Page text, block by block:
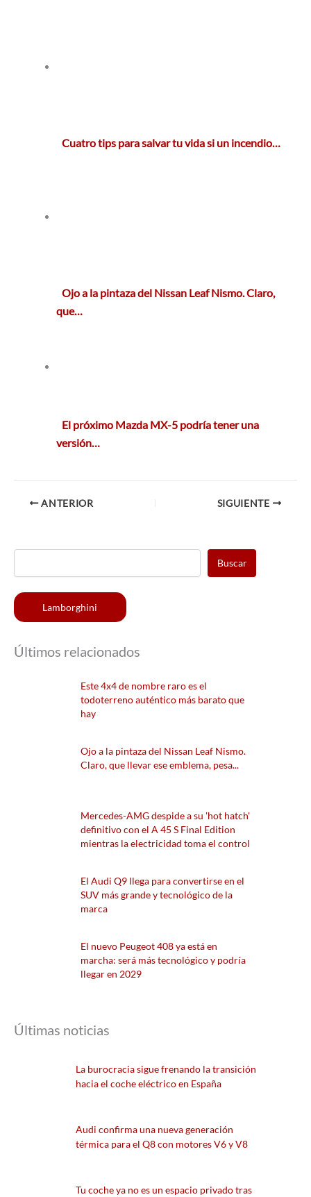
Cuatro tips para salvar tu vida si un incendio…
Ojo a la pintaza del Nissan Leaf Nismo. Claro,
que…
El próximo Mazda MX-5 podría tener una
versión…
ANTERIOR SIGUIENTE
Buscar
Lamborghini
Últimos relacionados
Este 4x4 de nombre raro es el
todoterreno auténtico más barato que
hay
Ojo a la pintaza del Nissan Leaf Nismo.
Claro, que llevar ese emblema, pesa...
Mercedes-AMG despide a su 'hot hatch'
definitivo con el A 45 S Final Edition
mientras la electricidad toma el control
El Audi Q9 llega para convertirse en el
SUV más grande y tecnológico de la
marca
El nuevo Peugeot 408 ya está en
marcha: será más tecnológico y podría
llegar en 2029
Últimas noticias
La burocracia sigue frenando la transición
hacia el coche eléctrico en España
Audi confirma una nueva generación
térmica para el Q8 con motores V6 y V8
Tu coche ya no es un espacio privado tras